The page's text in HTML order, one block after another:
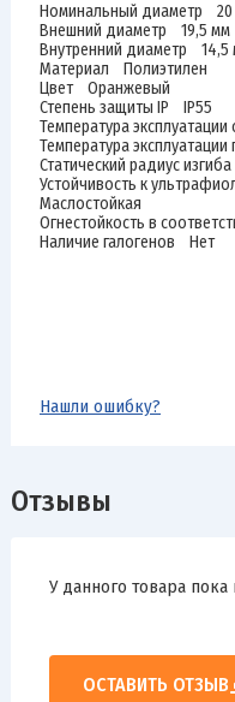
Номинальный диаметр
Внешний диаметр 19,5 мм
Внутренний диаметр 14,5
Материал Полиэтилен
Цвет Оранжевый
Степень защиты IP IP55
Температура
Температура
Статический радиус
Устойчивость к
Маслостойкая
Огнестойкость в
Наличие галогенов Нет
Нашли ошибку?
Отзывы
У данного товара пока
ОСТАВИТЬ ОТЗЫВ